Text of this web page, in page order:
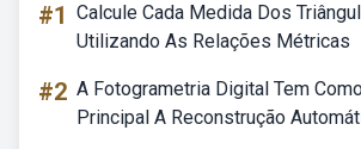
#1 Calcule Cada Medida Dos
Utilizando As Relações Métricas
#2 A Fotogrametria Digital Tem
Principal A Reconstrução